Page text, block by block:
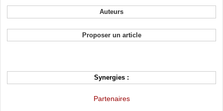
Auteurs
Proposer un article
Synergies :
Partenaires